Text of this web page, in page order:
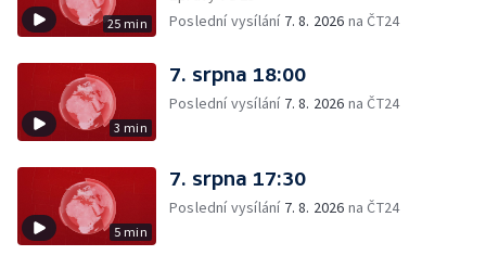
25 min
Poslední vysílání 7. 8. 2026 na ČT24
3 min
7. srpna 18:00
Poslední vysílání 7. 8. 2026 na ČT24
5 min
7. srpna 17:30
Poslední vysílání 7. 8. 2026 na ČT24